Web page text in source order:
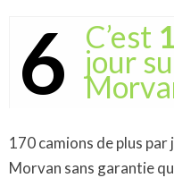
6 C’est
jour
170 camions de plus
Morvan sans garantie